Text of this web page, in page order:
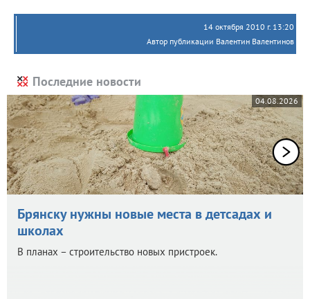
14 октября 2010 г. 13:20
Автор публикации Валентин Валентинов
Последние новости
04.08.2026
Брянску нужны новые места в детсадах и
школах
В планах – строительство новых пристроек.